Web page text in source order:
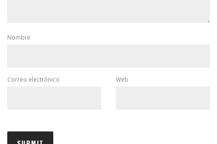
Nombre
Correo electrónico Web